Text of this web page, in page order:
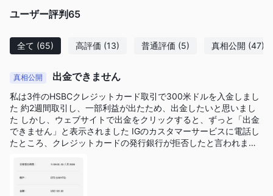
結論として、IG証券は、幅広い金融商品、直感的なウェブプラッ
トフォーム、およびMetaTrader 4およびL2 Dealerへのアクセス
を提供する、確立された規制された取引プラットフォームです。
する情報は限られています。多言語対応のカスタマーサービスは
複数のチャネルを通じて利用できます。ただし、入金および引き
出しに関する情報は非常に限られています。
IG証券で口座を開設するための最低入金額は何ですか？
最低入金額の要件はありません。
ユーザー評判65
全て (65) 高評価 (13) 普通評価 (5) 真相公開 (47)
真相公開 出金できません
私は3件のHSBCクレジットカード取引で300米ドルを入金しまし
た 約2週間取引し、一部利益が出たため、出金したいと思いまし
た しかし、ウェブサイトで出金をクリックすると、ずっと「出金
できません」と表示されました IGのカスタマーサービスに電話し
たところ、クレジットカードの発行銀行が拒否したと言われまし
ところ、受付拒否のメッセージはまったく表示されませんでした
台湾で取引されている他の方で、同じ問題に遭遇された方はいら
っしゃいますか